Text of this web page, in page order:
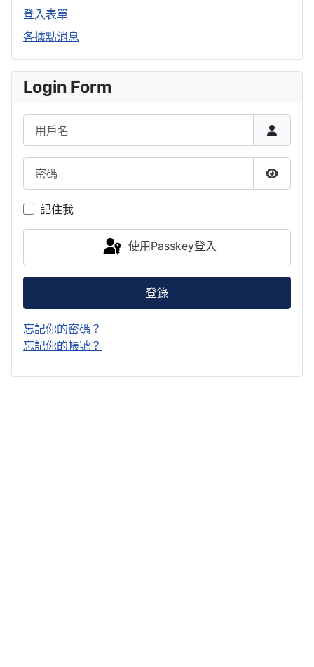
登入表單
各據點消息
Login Form
用戶名
密碼
顯示密
記住我
使用Passkey登入
登錄
忘記你的密碼？
忘記你的帳號？